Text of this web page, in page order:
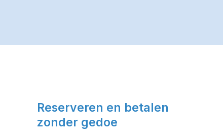
Reserveren en betalen
zonder gedoe